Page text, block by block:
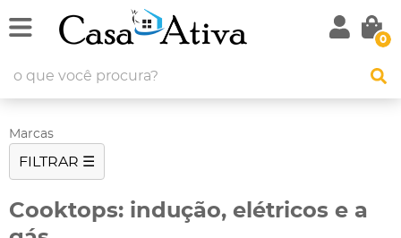
0
Marcas
FILTRAR ☰
Cooktops: indução, elétricos e a